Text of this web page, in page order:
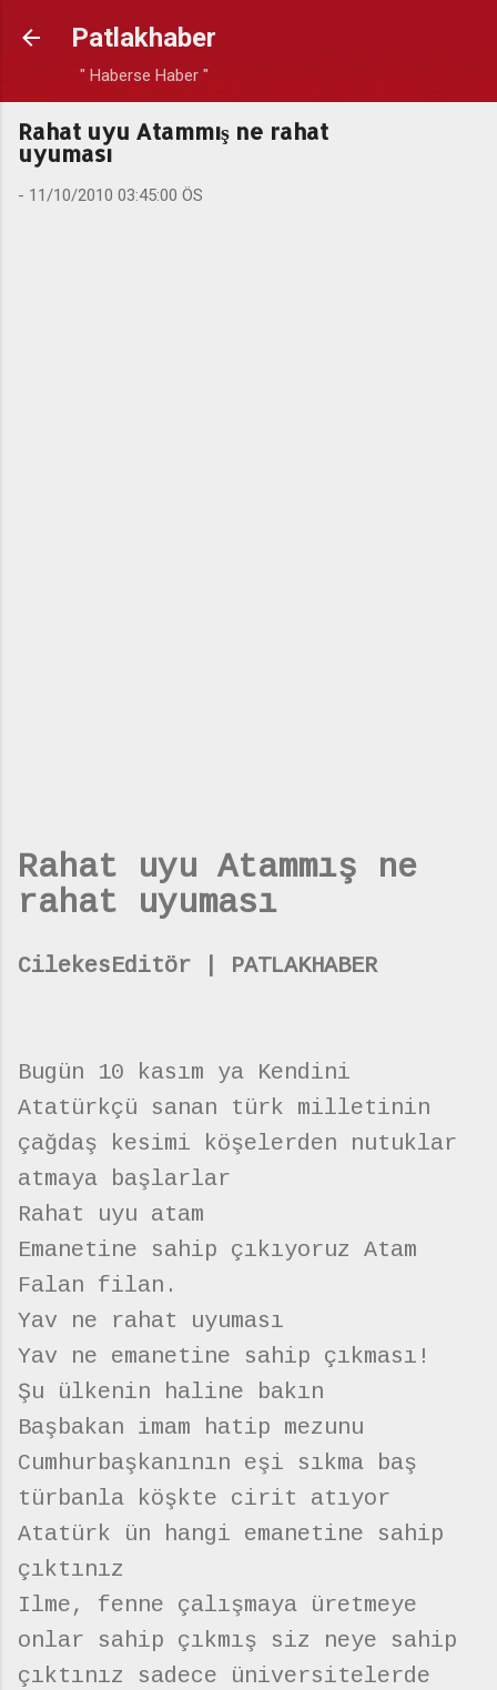
Ana içeriğe atla
Patlakhaber
" Haberse Haber "
Rahat uyu Atammış ne rahat
uyuması
- 11/10/2010 03:45:00 ÖS
Rahat uyu Atammış ne
rahat uyuması
CilekesEditör | PATLAKHABER
Bugün 10 kasım ya Kendini
Atatürkçü sanan türk milletinin
çağdaş kesimi köşelerden nutuklar
atmaya başlarlar
Rahat uyu atam
Emanetine sahip çıkıyoruz Atam
Falan filan.
Yav ne rahat uyuması
Yav ne emanetine sahip çıkması!
Şu ülkenin haline bakın
Başbakan imam hatip mezunu
Cumhurbaşkanının eşi sıkma baş
türbanla köşkte cirit atıyor
Atatürk ün hangi emanetine sahip
çıktınız
Ilme, fenne çalışmaya üretmeye
onlar sahip çıkmış siz neye sahip
çıktınız sadece üniversitelerde